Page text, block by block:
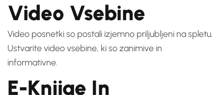
Video Vsebine
Video posnetki so postali izjemno priljubljeni na spletu.
Ustvarite video vsebine, ki so zanimive in
informativne.
E-Knjige In